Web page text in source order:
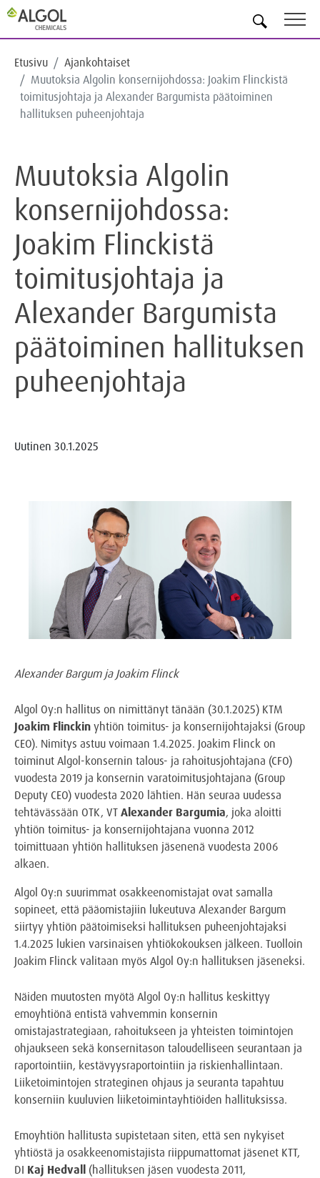
Etusivu
Ajankohtaiset
Muutoksia Algolin konsernijohdossa: Joakim Flinckistä
toimitusjohtaja ja Alexander Bargumista päätoiminen
hallituksen puheenjohtaja
Muutoksia Algolin
konsernijohdossa:
Joakim Flinckistä
toimitusjohtaja ja
Alexander Bargumista
päätoiminen hallituksen
puheenjohtaja
Uutinen 30.1.2025
Alexander Bargum ja Joakim Flinck
Algol Oy:n hallitus on nimittänyt tänään (30.1.2025) KTM
Joakim Flinckin yhtiön toimitus- ja konsernijohtajaksi (Group
CEO). Nimitys astuu voimaan 1.4.2025. Joakim Flinck on
toiminut Algol-konsernin talous- ja rahoitusjohtajana (CFO)
vuodesta 2019 ja konsernin varatoimitusjohtajana (Group
Deputy CEO) vuodesta 2020 lähtien. Hän seuraa uudessa
tehtävässään OTK, VT Alexander Bargumia, joka aloitti
yhtiön toimitus- ja konsernijohtajana vuonna 2012
toimittuaan yhtiön hallituksen jäsenenä vuodesta 2006
alkaen.
Algol Oy:n suurimmat osakkeenomistajat ovat samalla
sopineet, että pääomistajiin lukeutuva Alexander Bargum
siirtyy yhtiön päätoimiseksi hallituksen puheenjohtajaksi
1.4.2025 lukien varsinaisen yhtiökokouksen jälkeen. Tuolloin
Joakim Flinck valitaan myös Algol Oy:n hallituksen jäseneksi.
Näiden muutosten myötä Algol Oy:n hallitus keskittyy
emoyhtiönä entistä vahvemmin konsernin
omistajastrategiaan, rahoitukseen ja yhteisten toimintojen
ohjaukseen sekä konsernitason taloudelliseen seurantaan ja
raportointiin, kestävyysraportointiin ja riskienhallintaan.
Liiketoimintojen strateginen ohjaus ja seuranta tapahtuu
konserniin kuuluvien liiketoimintayhtiöiden hallituksissa.
Emoyhtiön hallitusta supistetaan siten, että sen nykyiset
yhtiöstä ja osakkeenomistajista riippumattomat jäsenet KTT,
DI Kaj Hedvall (hallituksen jäsen vuodesta 2011,